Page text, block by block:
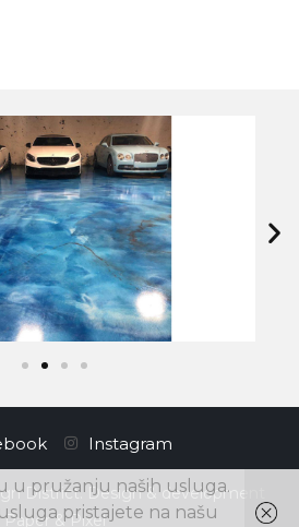
Instagram
District. Design & development
Paper & Pixel
u pružanju naših usluga.
pristajete na našu